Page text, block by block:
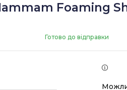
Foaming
Готово до відправки